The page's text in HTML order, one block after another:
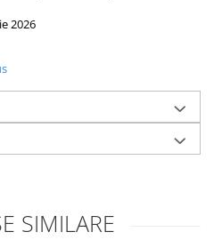
2026
SIMILARE